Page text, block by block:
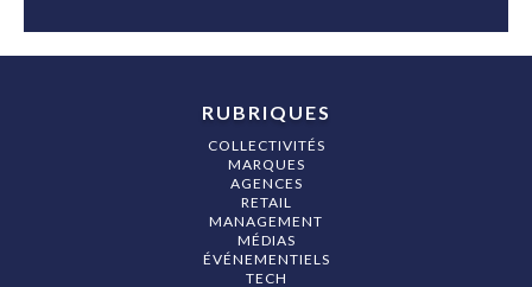
RUBRIQUES
COLLECTIVITÉS
MARQUES
AGENCES
RETAIL
MANAGEMENT
MÉDIAS
ÉVÉNEMENTIELS
TECH